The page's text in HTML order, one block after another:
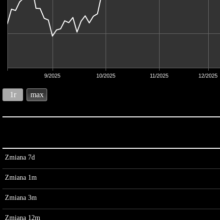
9/2025 10/2025 11/2025 12/2025
1r max
Zmiana 7d
Zmiana 1m
Zmiana 3m
Zmiana 12m